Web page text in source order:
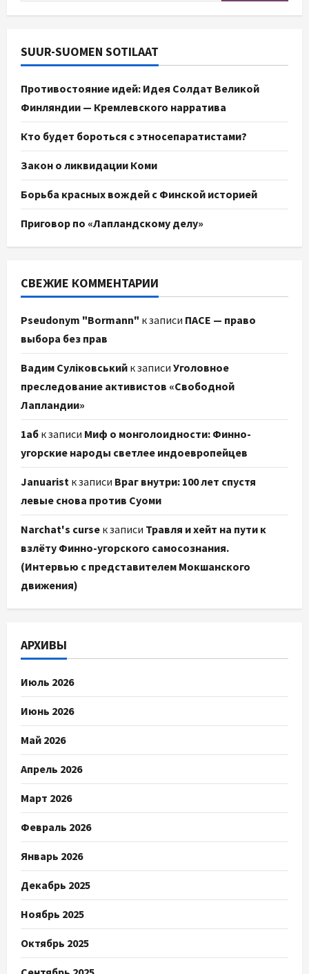
SUUR-SUOMEN SOTILAAT
Противостояние идей: Идея Солдат Великой
Финляндии — Кремлевского нарратива
Кто будет бороться с этносепаратистами?
Закон о ликвидации Коми
Борьба красных вождей с Финской историей
Приговор по «Лапландскому делу»
СВЕЖИЕ КОММЕНТАРИИ
Pseudonym "Bormann" к записи ПАСЕ — право
выбора без прав
Вадим Суліковський к записи Уголовное
преследование активистов «Свободной
Лапландии»
1аб к записи Миф о монголоидности: Финно-
угорские народы светлее индоевропейцев
Januarist к записи Враг внутри: 100 лет спустя
левые снова против Суоми
Narchat's curse к записи Травля и хейт на пути к
взлёту Финно-угорского самосознания.
(Интервью с представителем Мокшанского
движения)
АРХИВЫ
Июль 2026
Июнь 2026
Май 2026
Апрель 2026
Март 2026
Февраль 2026
Январь 2026
Декабрь 2025
Ноябрь 2025
Октябрь 2025